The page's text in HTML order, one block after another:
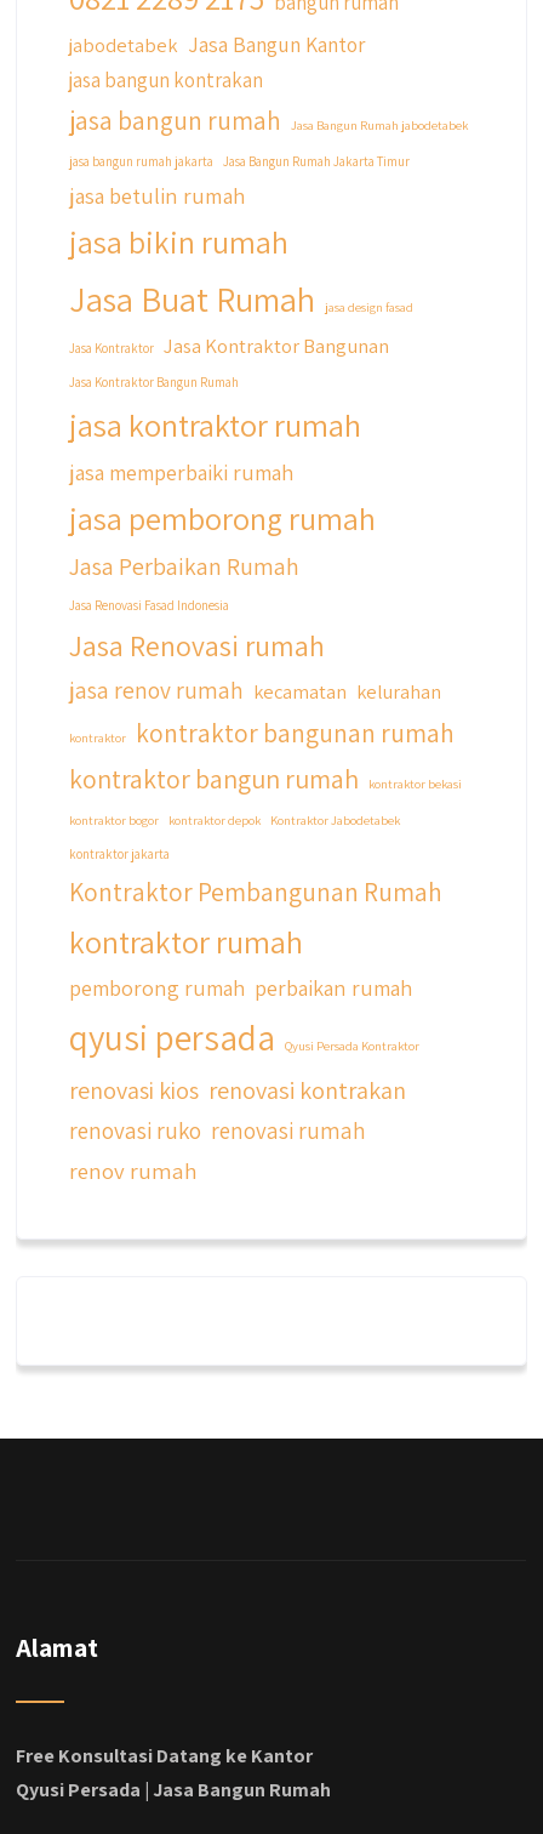
3 years ago
Siapa yang udah masuk List untuk Bangun
dan Renovasi rumah Di @qyusipersada
Untuk informasi lebih lanjut terkait program
di bio yaa
#jasabangunrumahjakarta
#jasarenovasirumahjakarta
#kontraktorjakarta #kontraktorbangunan
#kontraktorbangunanjakarta
#kontraktorbekasi #kontraktorinteriorjakarta
#jasabangunrumahdepok
#jasarenovasirumahbekasi
#jasadesainrumahmurah
#jasadesainrumahjakarta
#kontraktorbangunanjabodetabek
#jasabangunrumahjabodetabek
#qyusipersada
dengan budget 400an, kira kira gimana ya
#kontraktorbekasi #kontraktorinteriorjakarta
#kontraktorbangunanjabodetabek
#jasabangunrumahjabodetabek
jabodetabek Jasa Bangun Kantor
jasa bangun kontrakan
jasa bangun rumah Jasa Bangun Rumah jabodetabek
jasa bangun rumah jakarta Jasa Bangun Rumah Jakarta Timur
jasa betulin rumah
jasa bikin rumah
Jasa Buat Rumah jasa design fasad
Jasa Kontraktor Jasa Kontraktor Bangunan
Jasa Kontraktor Bangun Rumah
jasa kontraktor rumah
jasa memperbaiki rumah
jasa pemborong rumah
Jasa Perbaikan Rumah
Jasa Renovasi Fasad Indonesia
Jasa Renovasi rumah
jasa renov rumah kecamatan kelurahan
kontraktor
kontraktor bangunan rumah
kontraktor bangun rumah
kontraktor bekasi
kontraktor bogor kontraktor depok
Kontraktor Jabodetabek
kontraktor jakarta
Kontraktor Pembangunan Rumah
kontraktor rumah
pemborong rumah perbaikan rumah
qyusi persada Qyusi Persada Kontraktor
renovasi kios renovasi kontrakan
renovasi ruko renovasi rumah
renov rumah
Alamat
Free Konsultasi Datang ke Kantor
Qyusi Persada | Jasa Bangun Rumah